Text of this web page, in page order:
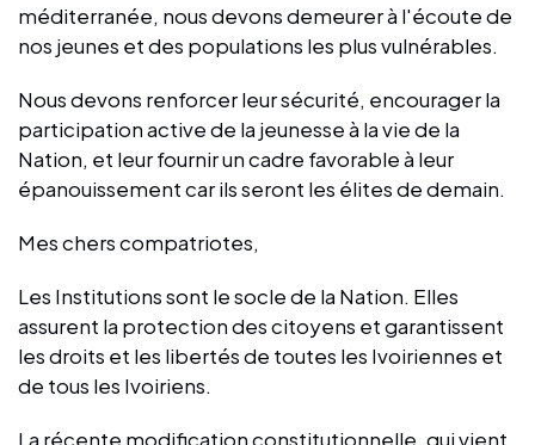
méditerranée, nous devons demeurer à l'écoute de
nos jeunes et des populations les plus vulnérables.
Nous devons renforcer leur sécurité, encourager la
participation active de la jeunesse à la vie de la
Nation, et leur fournir un cadre favorable à leur
épanouissement car ils seront les élites de demain.
Mes chers compatriotes,
Les Institutions sont le socle de la Nation. Elles
assurent la protection des citoyens et garantissent
les droits et les libertés de toutes les Ivoiriennes et
de tous les Ivoiriens.
La récente modification constitutionnelle, qui vient